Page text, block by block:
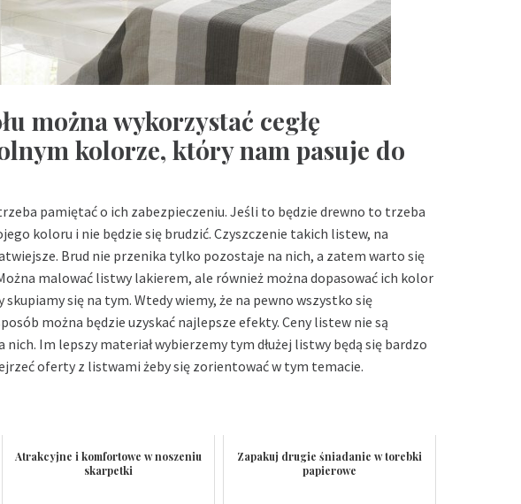
można wykorzystać cegłę
kolorze, który nam pasuje do
pamiętać o ich zabezpieczeniu. Jeśli to będzie drewno to trzeba
koloru i nie będzie się brudzić. Czyszczenie takich listew, na
Brud nie przenika tylko pozostaje na nich, a zatem warto się
malować listwy lakierem, ale również można dopasować ich kolor
skupiamy się na tym. Wtedy wiemy, że na pewno wszystko się
można będzie uzyskać najlepsze efekty. Ceny listew nie są
Im lepszy materiał wybierzemy tym dłużej listwy będą się bardzo
oferty z listwami żeby się zorientować w tym temacie.
Atrakcyjne i komfortowe w noszeniu
skarpetki
Zapakuj drugie śniadanie w torebki
papierowe